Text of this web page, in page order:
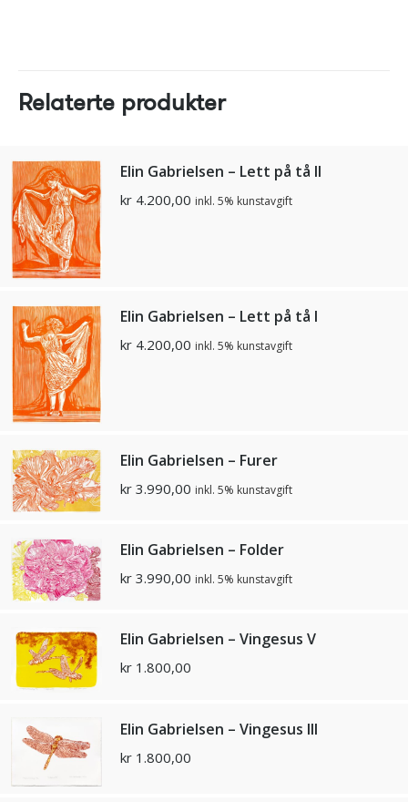
Relaterte produkter
Elin Gabrielsen – Lett på tå II
kr 4.200,00 inkl. 5% kunstavgift
Elin Gabrielsen – Lett på tå I
kr 4.200,00 inkl. 5% kunstavgift
Elin Gabrielsen – Furer
kr 3.990,00 inkl. 5% kunstavgift
Elin Gabrielsen – Folder
kr 3.990,00 inkl. 5% kunstavgift
Elin Gabrielsen – Vingesus V
kr 1.800,00
Elin Gabrielsen – Vingesus III
kr 1.800,00